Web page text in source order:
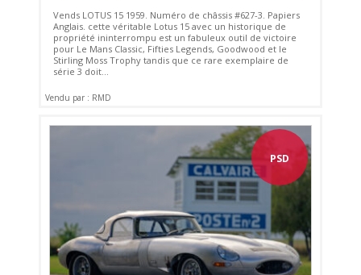
Vends LOTUS 15 1959. Numéro de châssis #627-3. Papiers
Anglais. cette véritable Lotus 15 avec un historique de
propriété ininterrompu est un fabuleux outil de victoire
pour Le Mans Classic, Fifties Legends, Goodwood et le
Stirling Moss Trophy tandis que ce rare exemplaire de
série 3 doit...
Vendu par : RMD
PSD